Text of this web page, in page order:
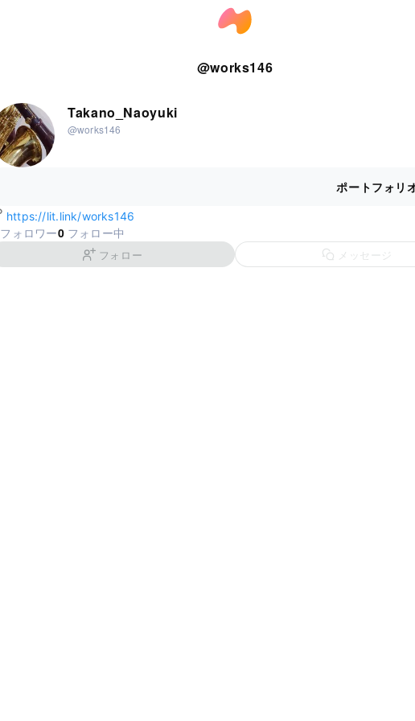
@works146
Takano_Naoyuki
@works146
ポートフォリ
https://lit.link/works146
フォロワー0 フォロー中
フォロー メッセージ